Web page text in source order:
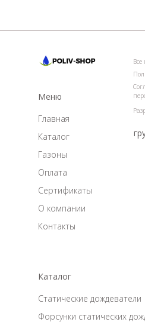
Главная
Каталог
Газоны
Оплата
Сертификаты
О компании
Контакты
Статические дождеватели
Форсунки статических
Меню
Каталог